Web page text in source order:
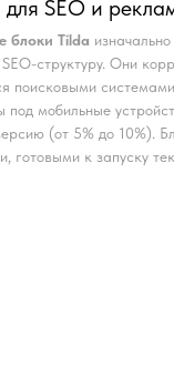
блоки Tilda
структуру. Они
поисковыми
под мобильные
(от 5% до 10%).
готовыми к запуску
SEO и